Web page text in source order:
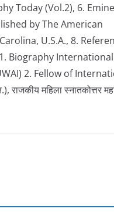
Today (Vol.2), 6.
by The American
U.S.A., 8.
Biography
2. Fellow of
महिला स्नातकोत्तर